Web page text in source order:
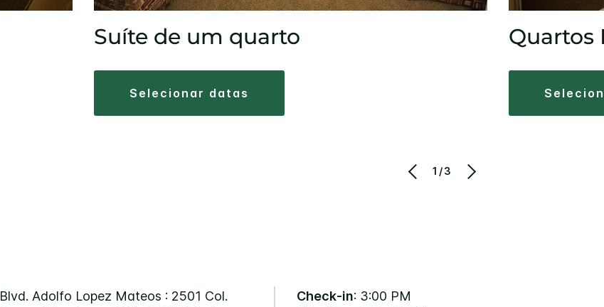
Suíte de um quarto
selecionar datas
Quartos
1/3
Blvd. Adolfo Lopez Mateos : 2501 Col.
Check-in: 3:00 PM